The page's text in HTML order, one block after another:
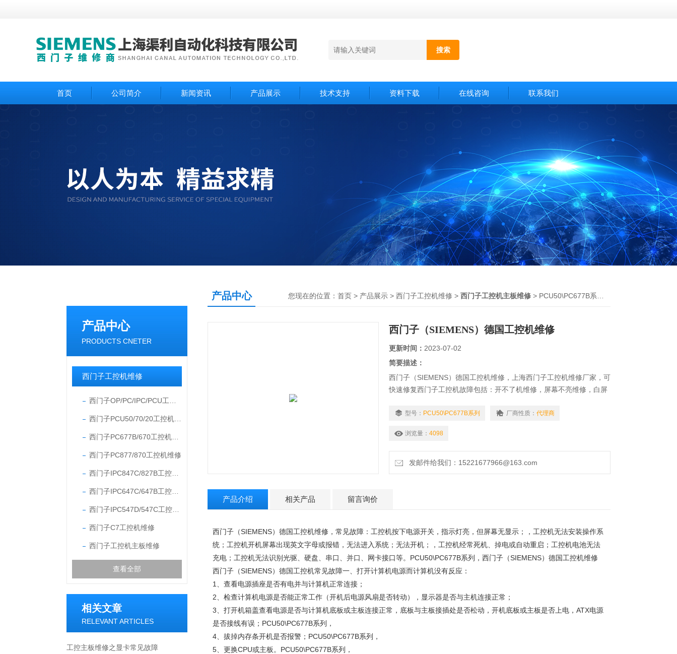
首页 公司简介 新闻资讯 产品展示 技术支持 资料下载 在线咨询 联系我们
产品中心
PRODUCTS CNETER
西门子工控机维修
西门子PC877/870工控机维修
西门子C7工控机维修
西门子工控机主板维修
查看全部
相关文章
RELEVANT ARTICLES
工控主板维修之显卡常见故障
产品中心 您现在的位置： 首页 > 产品展示 > 西门子工控机维修 > 西门子工控机主板维修 > PCU50\PC677B系列西门子（SIEMENS）德国工控机维修
西门子（SIEMENS）德国工控机维修
更新时间： 2023-07-02
简要描述：
西门子（SIEMENS）德国工控机维修，上海西门子工控机维修厂家，可
快速修复西门子工控机故障包括：开不了机维修，屏幕不亮维修，白屏
维修，进不了系统维修，系统死机维修，程序丢失维修，系统崩溃维
工控机显卡维修，西门子工控机CPU更换等等
型号： PCU50\PC677B系列 厂商性质： 代理商
浏览量： 4098
发邮件给我们：15221677966@163.com
产品介绍 相关产品 留言询价
西门子（SIEMENS）德国工控机维修，常见故障：工控机按下电源开关，指示灯亮，但屏幕无显示；，工控机无法安装操作系
统；工控机开机屏幕出现英文字母或报错，无法进入系统；无法开机；，工控机经常死机、掉电或自动重启；工控机电池无法
充电；工控机无法识别光驱、硬盘、串口、并口、网卡接口等。PCU50\PC677B系列，西门子（SIEMENS）德国工控机维修
西门子（SIEMENS）德国工控机常见故障一、打开计算机电源而计算机没有反应：
1、查看电源插座是否有电并与计算机正常连接；
2、检查计算机电源是否能正常工作（开机后电源风扇是否转动），显示器是否与主机连接正常；
3、打开机箱盖查看电源是否与计算机底板或主板连接正常，底板与主板接插处是否松动，开机底板或主板是否上电，ATX电源
是否接线有误；PCU50\PC677B系列，
4、拔掉内存条开机是否报警；PCU50\PC677B系列，
5、更换CPU或主板。PCU50\PC677B系列，